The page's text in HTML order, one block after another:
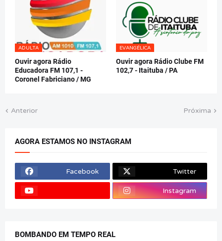
ADULTA
Ouvir agora Rádio
Educadora FM 107,1 -
Coronel Fabriciano / MG
EVANGÉLICA
Ouvir agora Rádio Clube FM
102,7 - Itaituba / PA
Anterior Próxima
AGORA ESTAMOS NO INSTAGRAM
Facebook Twitter
Instagram
BOMBANDO EM TEMPO REAL